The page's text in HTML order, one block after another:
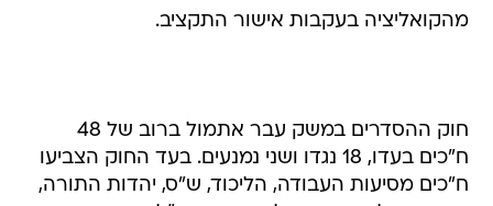
מהקואליציה בעקבות אישור התקציב.
חוק ההסדרים במשק עבר אתמול ברוב של 48
ח"כים בעדו, 18 נגדו ושני נמנעים. בעד החוק הצביעו
ח"כים מסיעות העבודה, הליכוד, ש"ס, יהדות התורה,